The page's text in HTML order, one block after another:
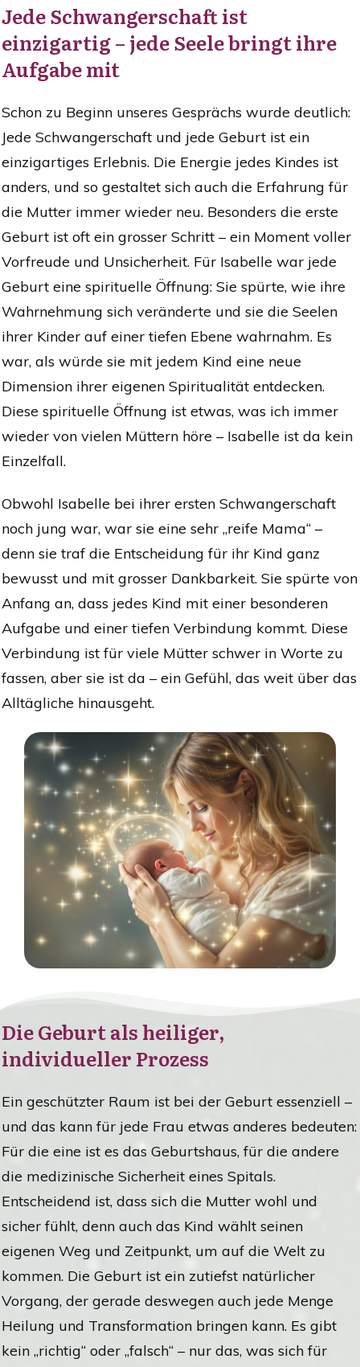
Jede Schwangerschaft ist
einzigartig – jede Seele bringt ihre
Aufgabe mit
Schon zu Beginn unseres Gesprächs wurde deutlich:
Jede Schwangerschaft und jede Geburt ist ein
einzigartiges Erlebnis. Die Energie jedes Kindes ist
anders, und so gestaltet sich auch die Erfahrung für
die Mutter immer wieder neu. Besonders die erste
Geburt ist oft ein grosser Schritt – ein Moment voller
Vorfreude und Unsicherheit. Für Isabelle war jede
Geburt eine spirituelle Öffnung: Sie spürte, wie ihre
Wahrnehmung sich veränderte und sie die Seelen
ihrer Kinder auf einer tiefen Ebene wahrnahm. Es
war, als würde sie mit jedem Kind eine neue
Dimension ihrer eigenen Spiritualität entdecken.
Diese spirituelle Öffnung ist etwas, was ich immer
wieder von vielen Müttern höre – Isabelle ist da kein
Einzelfall.
Obwohl Isabelle bei ihrer ersten Schwangerschaft
noch jung war, war sie eine sehr „reife Mama“ –
denn sie traf die Entscheidung für ihr Kind ganz
bewusst und mit grosser Dankbarkeit. Sie spürte von
Anfang an, dass jedes Kind mit einer besonderen
Aufgabe und einer tiefen Verbindung kommt. Diese
Verbindung ist für viele Mütter schwer in Worte zu
fassen, aber sie ist da – ein Gefühl, das weit über das
Alltägliche hinausgeht.
Die Geburt als heiliger,
individueller Prozess
Ein geschützter Raum ist bei der Geburt essenziell –
und das kann für jede Frau etwas anderes bedeuten:
Für die eine ist es das Geburtshaus, für die andere
die medizinische Sicherheit eines Spitals.
Entscheidend ist, dass sich die Mutter wohl und
sicher fühlt, denn auch das Kind wählt seinen
eigenen Weg und Zeitpunkt, um auf die Welt zu
kommen. Die Geburt ist ein zutiefst natürlicher
Vorgang, der gerade deswegen auch jede Menge
Heilung und Transformation bringen kann. Es gibt
kein „richtig“ oder „falsch“ – nur das, was sich für